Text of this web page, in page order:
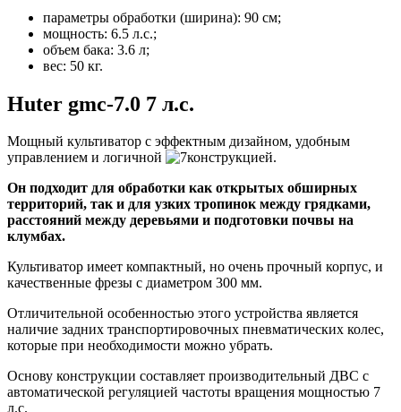
параметры обработки (ширина): 90 см;
мощность: 6.5 л.с.;
объем бака: 3.6 л;
вес: 50 кг.
Huter gmc-7.0 7 л.с.
Мощный культиватор с эффектным дизайном, удобным
управлением и логичной
конструкцией.
Он подходит для обработки как открытых обширных
территорий, так и для узких тропинок между грядками,
расстояний между деревьями и подготовки почвы на
клумбах.
Культиватор имеет компактный, но очень прочный корпус, и
качественные фрезы с диаметром 300 мм.
Отличительной особенностью этого устройства является
наличие задних транспортировочных пневматических колес,
которые при необходимости можно убрать.
Основу конструкции составляет производительный ДВС с
автоматической регуляцией частоты вращения мощностью 7
л.с.